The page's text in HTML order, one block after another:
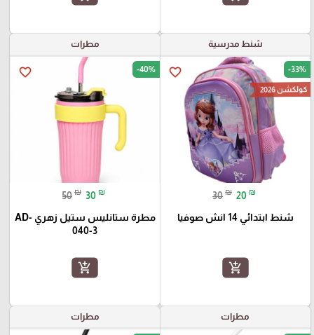
شنط مدرسية
favorite_border -33%
كولكشن 2026
30 ₪ 20 ₪
شنط ابتدائي 14 انش صوفيا
add_shopping_cart
مطرات
favorite_border -40%
50 ₪ 30 ₪
مطرة ستانليس ستيل زهري AD-
040-3
add_shopping_cart
مطرات مطرات